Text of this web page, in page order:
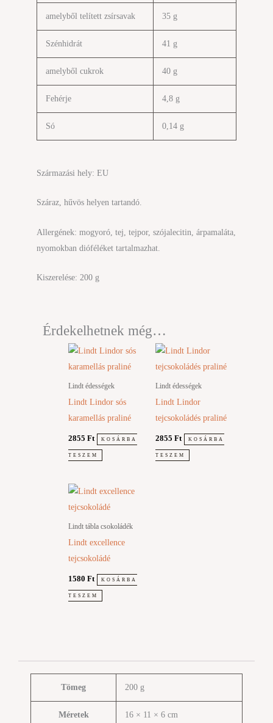
amelyből telített zsírsavak 35 g
Szénhidrát 41 g
amelyből cukrok 40 g
Fehérje 4,8 g
Só 0,14 g
Származási hely: EU
Száraz, hűvös helyen tartandó.
Allergének: mogyoró, tej, tejpor, szójalecitin, árpamaláta,
nyomokban dióféléket tartalmazhat.
Kiszerelése: 200 g
Érdekelhetnek még…
Lindt édességek
Lindt Lindor sós
karamellás praliné
2855 Ft KOSÁRBA
TESZEM
Lindt édességek
Lindt Lindor
tejcsokoládés praliné
2855 Ft KOSÁRBA
TESZEM
Lindt tábla csokoládék
Lindt excellence
tejcsokoládé
1580 Ft KOSÁRBA
TESZEM
Tömeg 200 g
Méretek 16 × 11 × 6 cm